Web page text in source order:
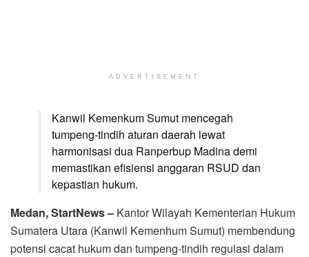
ADVERTISEMENT
Kanwil Kemenkum Sumut mencegah
tumpeng-tindih aturan daerah lewat
harmonisasi dua Ranperbup Madina demi
memastikan efisiensi anggaran RSUD dan
kepastian hukum.
Medan, StartNews – Kantor Wilayah Kementerian Hukum
Sumatera Utara (Kanwil Kemenhum Sumut) membendung
potensi cacat hukum dan tumpeng-tindih regulasi dalam